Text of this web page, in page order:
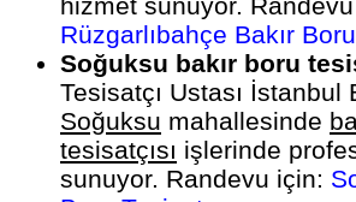
Rüzgarlıbahçe Bakır
Soğuksu bakır boru
Tesisatçı Ustası
Soğuksu mahallesinde
tesisatçısı işlerinde
sunuyor. Randevu için: